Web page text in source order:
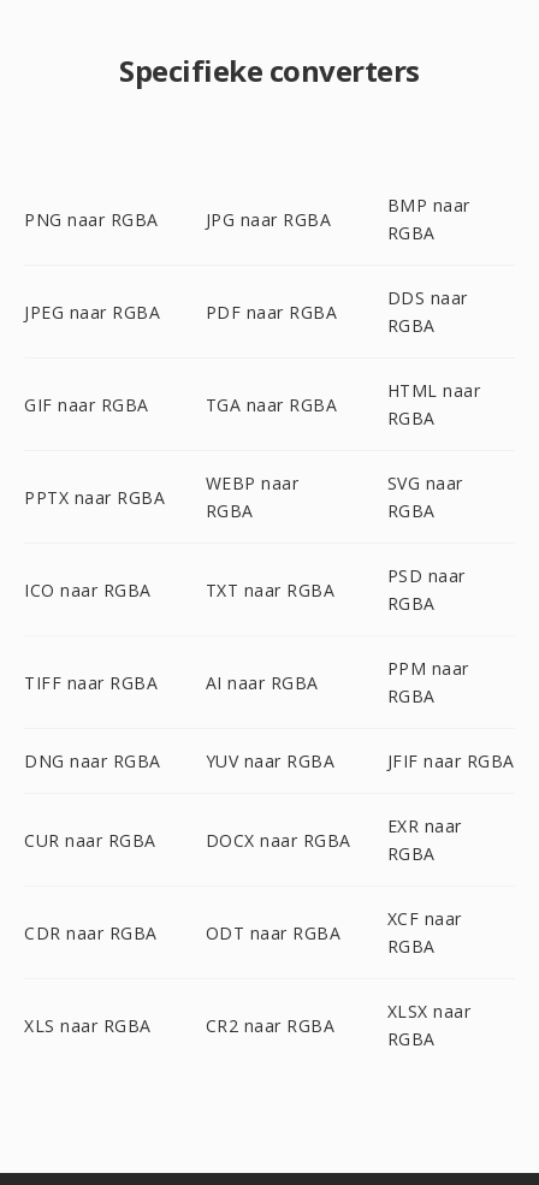
Specifieke converters
PNG naar RGBA JPG naar RGBA
BMP naar
RGBA
JPEG naar RGBA PDF naar RGBA
DDS naar
RGBA
GIF naar RGBA TGA naar RGBA
HTML naar
RGBA
PPTX naar RGBA
WEBP naar
RGBA
SVG naar
RGBA
ICO naar RGBA TXT naar RGBA
PSD naar
RGBA
TIFF naar RGBA AI naar RGBA
PPM naar
RGBA
DNG naar RGBA YUV naar RGBA JFIF naar RGBA
CUR naar RGBA DOCX naar RGBA
EXR naar
RGBA
CDR naar RGBA ODT naar RGBA
XCF naar
RGBA
XLS naar RGBA CR2 naar RGBA
XLSX naar
RGBA